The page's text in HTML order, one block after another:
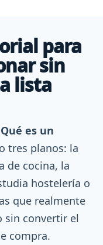
para
sin
lista
Qué es un
tres planos: la
de cocina, la
hostelería o
que realmente
sin convertir el
compra.